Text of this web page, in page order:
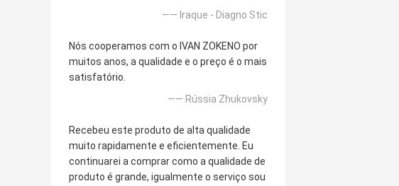
—— Iraque - Diagno Stic
Nós cooperamos com o IVAN ZOKENO por
muitos anos, a qualidade e o preço é o mais
satisfatório.
—— Rússia Zhukovsky
Recebeu este produto de alta qualidade
muito rapidamente e eficientemente. Eu
continuarei a comprar como a qualidade de
produto é grande, igualmente o serviço sou